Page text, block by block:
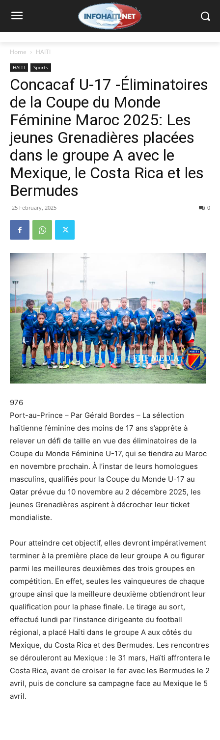
Home HAITI
HAITI Sports
Concacaf U-17 -Éliminatoires
de la Coupe du Monde
Féminine Maroc 2025: Les
jeunes Grenadières placées
dans le groupe A avec le
Mexique, le Costa Rica et les
Bermudes
25 February, 2025 0
976
Port-au-Prince – Par Gérald Bordes – La sélection
haïtienne féminine des moins de 17 ans s’apprête à
relever un défi de taille en vue des éliminatoires de la
Coupe du Monde Féminine U-17, qui se tiendra au Maroc
en novembre prochain. À l’instar de leurs homologues
masculins, qualifiés pour la Coupe du Monde U-17 au
Qatar prévue du 10 novembre au 2 décembre 2025, les
jeunes Grenadières aspirent à décrocher leur ticket
mondialiste.
Pour atteindre cet objectif, elles devront impérativement
terminer à la première place de leur groupe A ou figurer
parmi les meilleures deuxièmes des trois groupes en
compétition. En effet, seules les vainqueures de chaque
groupe ainsi que la meilleure deuxième obtiendront leur
qualification pour la phase finale. Le tirage au sort,
effectué lundi par l’instance dirigeante du football
régional, a placé Haïti dans le groupe A aux côtés du
Mexique, du Costa Rica et des Bermudes. Les rencontres
se dérouleront au Mexique : le 31 mars, Haïti affrontera le
Costa Rica, avant de croiser le fer avec les Bermudes le 2
avril, puis de conclure sa campagne face au Mexique le 5
avril.